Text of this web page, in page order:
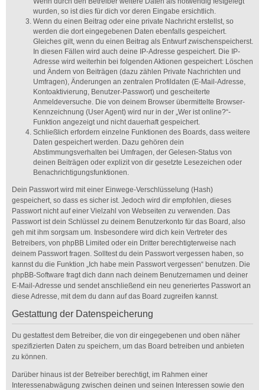
wurden, so ist dies für dich vor deren Eingabe ersichtlich.
Wenn du einen Beitrag oder eine private Nachricht erstellst, so
werden die dort eingegebenen Daten ebenfalls gespeichert.
Gleiches gilt, wenn du einen Beitrag als Entwurf zwischenspeicherst.
In diesen Fällen wird auch deine IP-Adresse gespeichert. Die IP-
Adresse wird weiterhin bei folgenden Aktionen gespeichert: Löschen
und Ändern von Beiträgen (dazu zählen Private Nachrichten und
Umfragen), Änderungen an zentralen Profildaten (E-Mail-Adresse,
Kontoaktivierung, Benutzer-Passwort) und gescheiterte
Anmeldeversuche. Die von deinem Browser übermittelte Browser-
Kennzeichnung (User Agent) wird nur in der „Wer ist online?“-
Funktion angezeigt und nicht dauerhaft gespeichert.
Schließlich erfordern einzelne Funktionen des Boards, dass weitere
Daten gespeichert werden. Dazu gehören dein
Abstimmungsverhalten bei Umfragen, der Gelesen-Status von
deinen Beiträgen oder explizit von dir gesetzte Lesezeichen oder
Benachrichtigungsfunktionen.
Dein Passwort wird mit einer Einwege-Verschlüsselung (Hash)
gespeichert, so dass es sicher ist. Jedoch wird dir empfohlen, dieses
Passwort nicht auf einer Vielzahl von Webseiten zu verwenden. Das
Passwort ist dein Schlüssel zu deinem Benutzerkonto für das Board, also
geh mit ihm sorgsam um. Insbesondere wird dich kein Vertreter des
Betreibers, von phpBB Limited oder ein Dritter berechtigterweise nach
deinem Passwort fragen. Solltest du dein Passwort vergessen haben, so
kannst du die Funktion „Ich habe mein Passwort vergessen“ benutzen. Die
phpBB-Software fragt dich dann nach deinem Benutzernamen und deiner
E-Mail-Adresse und sendet anschließend ein neu generiertes Passwort an
diese Adresse, mit dem du dann auf das Board zugreifen kannst.
Gestattung der Datenspeicherung
Du gestattest dem Betreiber, die von dir eingegebenen und oben näher
spezifizierten Daten zu speichern, um das Board betreiben und anbieten
zu können.
Darüber hinaus ist der Betreiber berechtigt, im Rahmen einer
Interessenabwägung zwischen deinen und seinen Interessen sowie den